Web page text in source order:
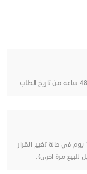
يمكنك عمل طلب استرجاع للمنتجات خلال 14 يوم في حالة تغيير القرار
للبيع مرة اخرى).